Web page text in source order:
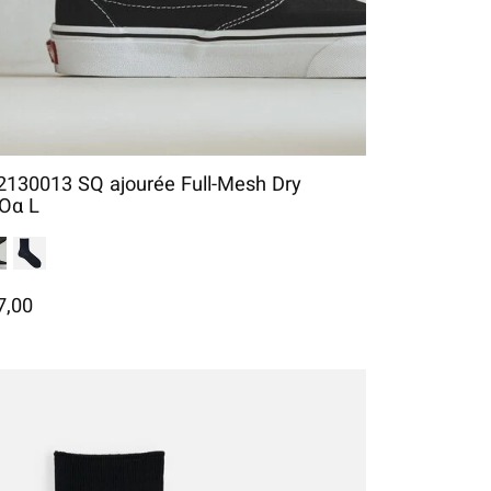
SQ ajourée Full-Mesh Dry
L